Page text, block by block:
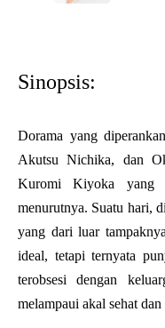
Sinopsis:
Dorama yang
Akutsu Nichika, dan
Kuromi Kiyoka yang
menurutnya. Suatu hari,
yang dari luar
ideal, tetapi ternyata
terobsesi dengan
melampaui akal sehat dan